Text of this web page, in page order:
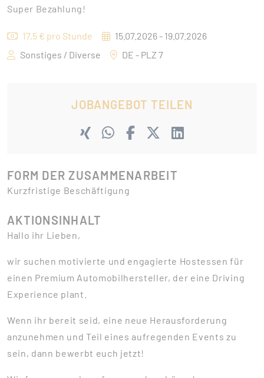
Super Bezahlung!
17,5 € pro Stunde
15.07.2026 - 19.07.2026
Sonstiges / Diverse
DE - PLZ 7
JOBANGEBOT TEILEN
FORM DER ZUSAMMENARBEIT
Kurzfristige Beschäftigung
AKTIONSINHALT
Hallo ihr Lieben,
wir suchen motivierte und engagierte Hostessen für
einen Premium Automobilhersteller, der eine Driving
Experience plant.
Wenn ihr bereit seid, eine neue Herausforderung
anzunehmen und Teil eines aufregenden Events zu
sein, dann bewerbt euch jetzt!